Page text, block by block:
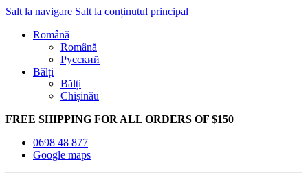
Salt la navigare Salt la conținutul principal
Română
Română
Русский
Bălți
Bălți
Chișinău
FREE SHIPPING FOR ALL ORDERS OF $150
0698 48 877
Google maps